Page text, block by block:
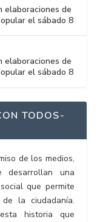
elaboraciones de
el sábado 8
elaboraciones de
el sábado 8
TODOS-
de los medios,
desarrollan una
que permite
la ciudadanía.
historia que